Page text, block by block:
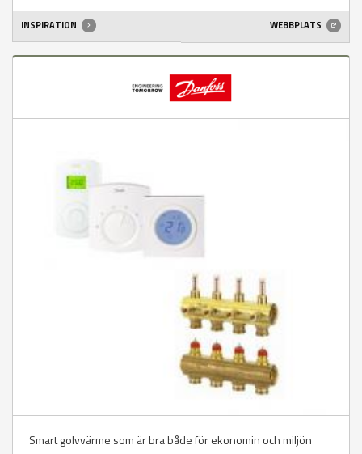
INSPIRATION WEBBPLATS
Smart golvvärme som är bra både för ekonomin och miljön